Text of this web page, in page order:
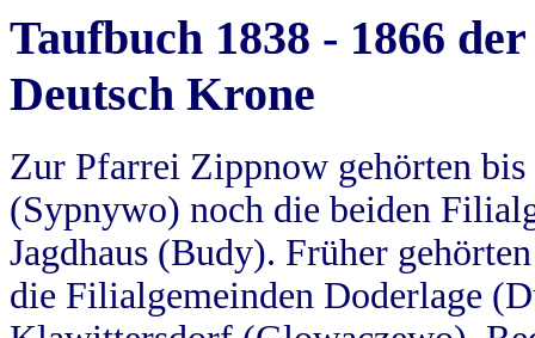
Taufbuch 1838 - 1866
Deutsch Krone
Zur Pfarrei Zippnow gehörten
(Sypnywo) noch die beiden
Jagdhaus (Budy). Früher
die Filialgemeinden Doderlage